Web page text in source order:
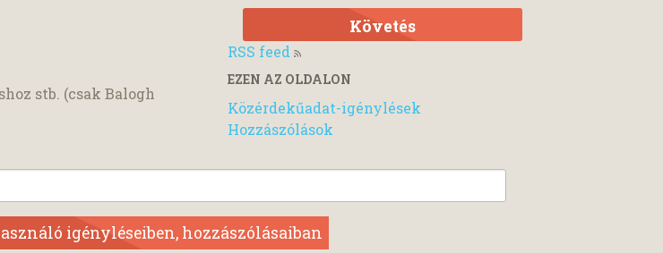
Követés
RSS feed
EZEN AZ OLDALON
Közérdekűadat-igénylések
Hozzászólások
stb. (csak Balogh